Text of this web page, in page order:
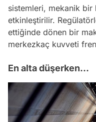
sistemleri, mekanik bir
etkinleştirilir.
ettiğinde dönen bir
merkezkaç kuvveti
En alta düşerken...